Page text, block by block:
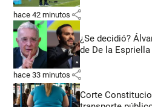
hace 42 minutos share
¿Se decidió?
de De la
hace 33 minutos share
Corte